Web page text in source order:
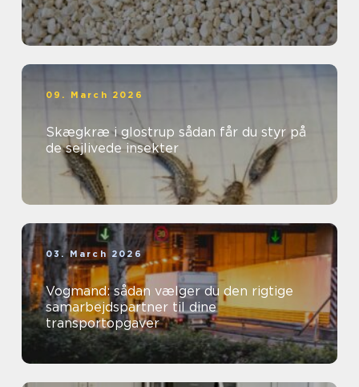
09. March 2026
Skægkræ i glostrup sådan får du styr på
de sejlivede insekter
03. March 2026
Vogmand: sådan vælger du den rigtige
samarbejdspartner til dine
transportopgaver